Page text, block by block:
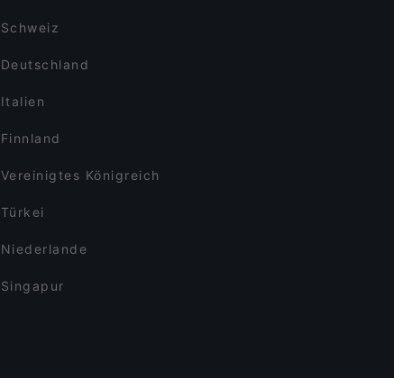
Schweiz
Deutschland
Italien
Finnland
Vereinigtes Königreich
Türkei
Niederlande
Singapur